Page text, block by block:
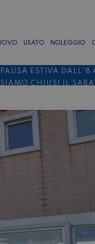
USATO NOLEGGIO
ESTIVA DALL'8
CHIUSI IL